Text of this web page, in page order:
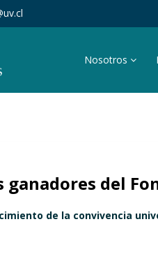
Nosotros
del
de la convivencia